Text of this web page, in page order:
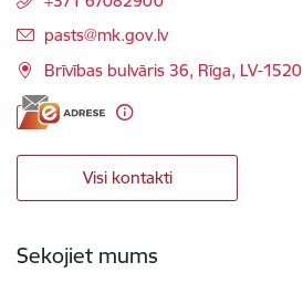
E-pasts:
pasts@mk.gov.lv
Brīvības bulvāris 36, Rīga, LV-1520
Visi kontakti
Sekojiet mums